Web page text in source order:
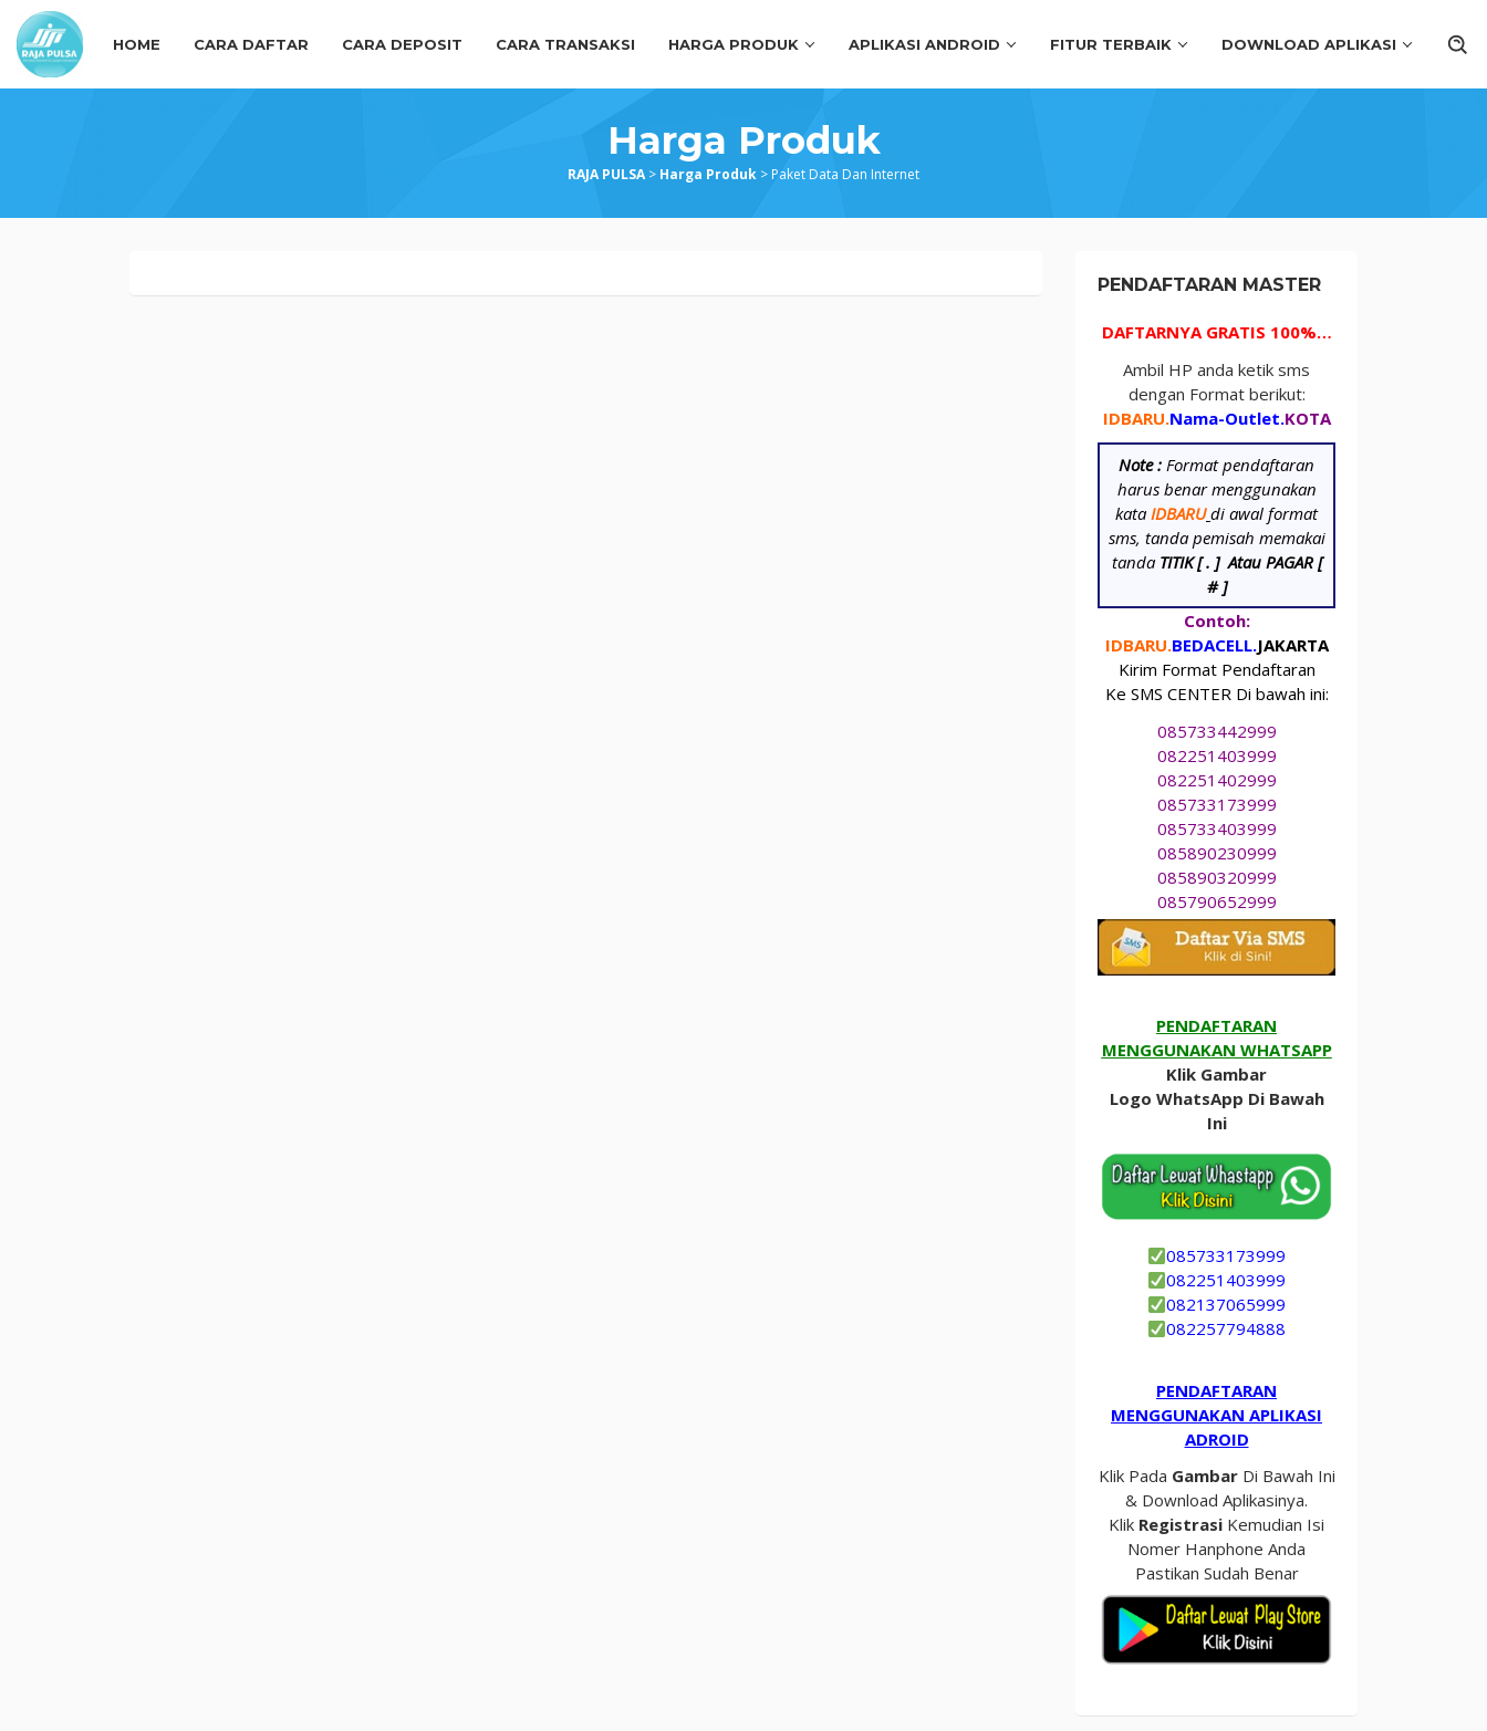
HOME CARA DAFTAR CARA DEPOSIT CARA TRANSAKSI HARGA PRODUK APLIKASI ANDROID FITUR TERBAIK DOWNLOAD APLIKASI
Harga Produk
RAJA PULSA> Harga Produk > Paket Data Dan Internet
PENDAFTARAN MASTER
DAFTARNYA GRATIS 100%…
Ambil HP anda ketik sms
dengan Format berikut:
IDBARU.Nama-Outlet.KOTA
Note : Format pendaftaran
harus benar menggunakan
kata IDBARU di awal format
sms, tanda pemisah memakai
tanda TITIK [ . ]Atau PAGAR [
# ]
Contoh:
IDBARU.BEDACELL.JAKARTA
Kirim Format Pendaftaran
Ke SMS CENTER Di bawah ini:
085733442999
082251403999
082251402999
085733173999
085733403999
085890230999
085890320999
085790652999
PENDAFTARAN
MENGGUNAKAN WHATSAPP
Klik Gambar
Logo WhatsApp Di Bawah
Ini
085733173999
082251403999
082137065999
082257794888
PENDAFTARAN
MENGGUNAKAN APLIKASI
ADROID
Klik Pada Gambar Di Bawah Ini
& Download Aplikasinya.
Klik Registrasi Kemudian Isi
Nomer Hanphone Anda
Pastikan Sudah Benar